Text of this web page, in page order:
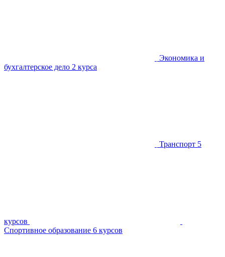
Экономика и
бухгалтерское дело 2 курса
Транспорт 5
курсов
Спортивное образование 6 курсов